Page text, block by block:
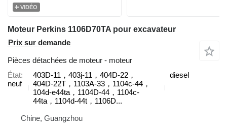
VIDÉO
Moteur Perkins 1106D70TA pour excavateur
Prix sur demande
Pièces détachées de moteur - moteur
État
neuf
403D-11，403j-11，404D‑22，
404D‑22T，1103A-33，1104c-44，
104d-e44ta，1104D-44，1104c-
44ta，1104d-44t，1106D...
diesel
Chine, Guangzhou